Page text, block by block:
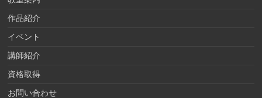
作品紹介
イベント
講師紹介
資格取得
お問い合わせ